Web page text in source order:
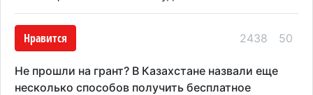
Нравится 2438 50
Не прошли на грант? В Казахстане назвали еще
несколько способов получить бесплатное